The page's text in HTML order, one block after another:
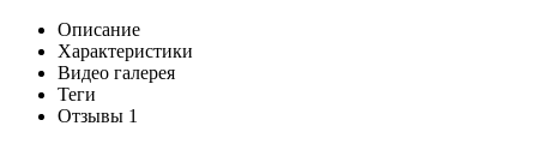
Описание
Характеристики
Видео галерея
Теги
Отзывы 1